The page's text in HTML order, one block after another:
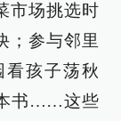
市场挑选时
；参与邻里
孩子荡秋
书……这些